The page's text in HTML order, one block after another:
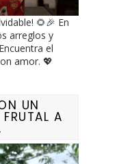
🌻🎉 En
arreglos y
el
amor. 💖
UN
A